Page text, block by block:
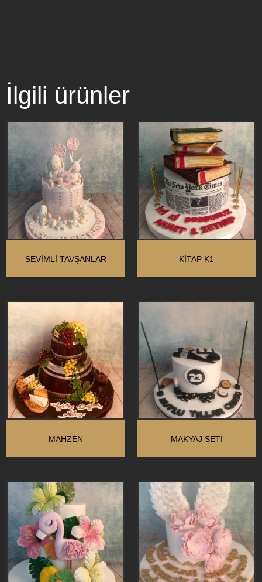
İlgili ürünler
SEVİMLİ TAVŞANLAR KİTAP K1
MAHZEN MAKYAJ SETİ